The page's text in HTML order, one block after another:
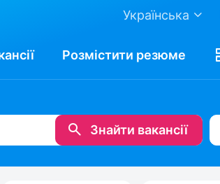
Українська
Розмістити резюме
Знайти вакансії